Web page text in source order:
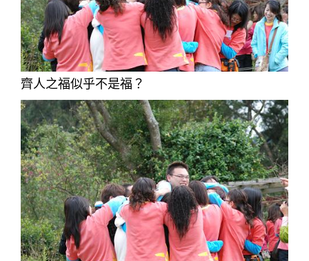
齊人之福似乎不是福？